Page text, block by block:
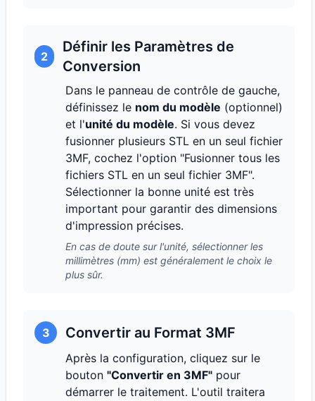
2
Définir les Paramètres de
Conversion
Dans le panneau de contrôle de gauche,
définissez le nom du modèle (optionnel)
et l'unité du modèle. Si vous devez
fusionner plusieurs STL en un seul fichier
3MF, cochez l'option "Fusionner tous les
fichiers STL en un seul fichier 3MF".
Sélectionner la bonne unité est très
important pour garantir des dimensions
d'impression précises.
En cas de doute sur l'unité, sélectionner les
millimètres (mm) est généralement le choix le
plus sûr.
3 Convertir au Format 3MF
Après la configuration, cliquez sur le
bouton "Convertir en 3MF" pour
démarrer le traitement. L'outil traitera